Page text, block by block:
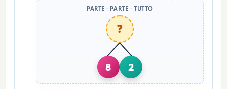
PARTE · PARTE · TUTTO
?
8 2